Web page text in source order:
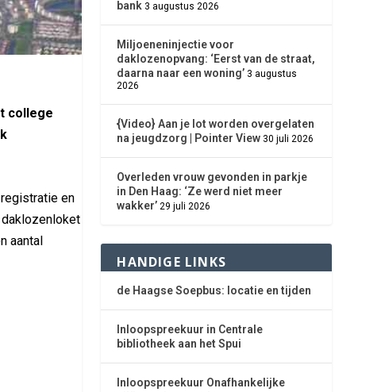
college
en
aantal
bank 3 augustus 2026
Miljoeneninjectie voor
daklozenopvang: ‘Eerst van de straat,
daarna naar een woning’ 3 augustus
2026
{Video} Aan je lot worden overgelaten
na jeugdzorg | Pointer View 30 juli 2026
Overleden vrouw gevonden in parkje
in Den Haag: ‘Ze werd niet meer
wakker’ 29 juli 2026
HANDIGE LINKS
de Haagse Soepbus: locatie en tijden
Inloopspreekuur in Centrale
bibliotheek aan het Spui
Inloopspreekuur Onafhankelijke